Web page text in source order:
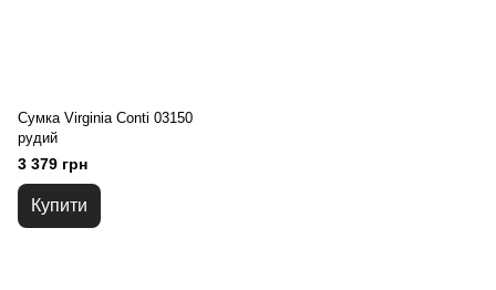
Сумка Virginia Conti 03150
рудий
3 379 грн
Купити